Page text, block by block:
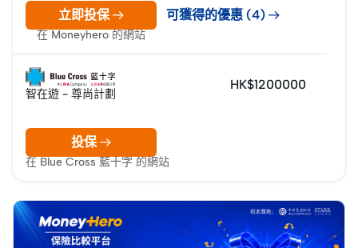
可獲得的優惠 (4)
立即投保
在 Moneyhero 的網站
智在遊 - 尊尚計劃
HK$1200000
投保
在 Blue Cross 藍十字 的網站